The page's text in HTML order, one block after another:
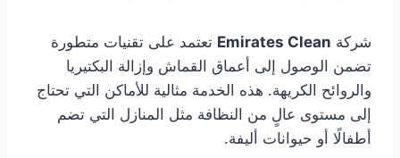
شركة Emirates Clean تعتمد على تقنيات متطورة
تضمن الوصول إلى أعماق القماش وإزالة البكتيريا
والروائح الكريهة. هذه الخدمة مثالية للأماكن التي تحتاج
إلى مستوى عالٍ من النظافة مثل المنازل التي تضم
أطفالًا أو حيوانات أليفة.